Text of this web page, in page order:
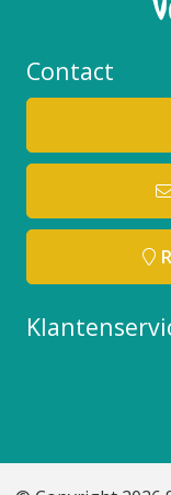
Contact